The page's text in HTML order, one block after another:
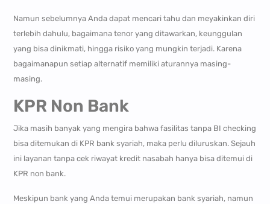
Namun sebelumnya Anda dapat mencari tahu dan meyakinkan diri
terlebih dahulu, bagaimana tenor yang ditawarkan, keunggulan
yang bisa dinikmati, hingga risiko yang mungkin terjadi. Karena
bagaimanapun setiap alternatif memiliki aturannya masing-
masing.
KPR Non Bank
Jika masih banyak yang mengira bahwa fasilitas tanpa BI checking
bisa ditemukan di KPR bank syariah, maka perlu diluruskan. Sejauh
ini layanan tanpa cek riwayat kredit nasabah hanya bisa ditemui di
KPR non bank.
Meskipun bank yang Anda temui merupakan bank syariah, namun